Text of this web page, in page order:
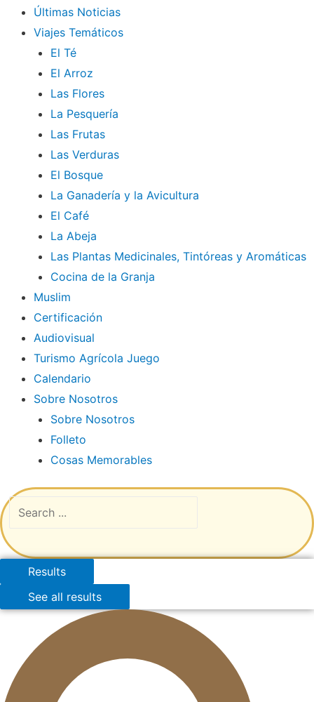
Últimas Noticias
Viajes Temáticos
El Té
El Arroz
Las Flores
La Pesquería
Las Frutas
Las Verduras
El Bosque
La Ganadería y la Avicultura
El Café
La Abeja
Las Plantas Medicinales, Tintóreas y Aromáticas
Cocina de la Granja
Muslim
Certificación
Audiovisual
Turismo Agrícola Juego
Calendario
Sobre Nosotros
Sobre Nosotros
Folleto
Cosas Memorables
Results
See all results